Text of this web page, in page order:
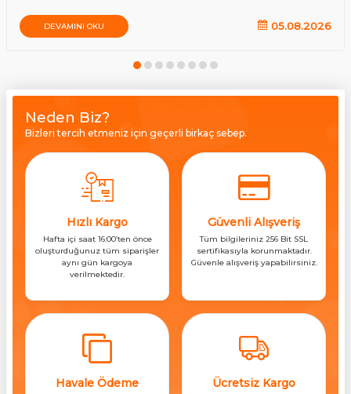
DEVAMINI OKU 05.08.2026
Neden Biz?
Bizleri tercih etmeniz için geçerli birkaç sebep.
Hızlı Kargo
Hafta içi saat 16:00’ten önce
oluşturduğunuz tüm siparişler
aynı gün kargoya
verilmektedir.
Güvenli Alışveriş
Tüm bilgileriniz 256 Bit SSL
sertifikasıyla korunmaktadır.
Güvenle alışveriş yapabilirsiniz.
Havale Ödeme Ücretsiz Kargo